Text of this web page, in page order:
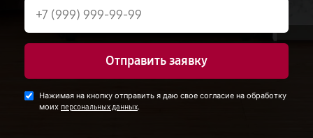
Отправить заявку
Нажимая на кнопку отправить я даю свое согласие на обработку
моих персональных данных.